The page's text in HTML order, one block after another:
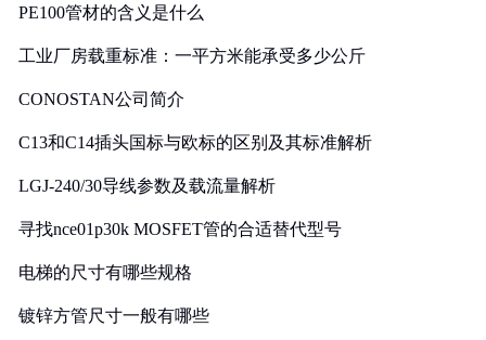
PE100管材的含义是什么
工业厂房载重标准：一平方米能承受多少公斤
CONOSTAN公司简介
C13和C14插头国标与欧标的区别及其标准解析
LGJ-240/30导线参数及载流量解析
寻找nce01p30k MOSFET管的合适替代型号
电梯的尺寸有哪些规格
镀锌方管尺寸一般有哪些